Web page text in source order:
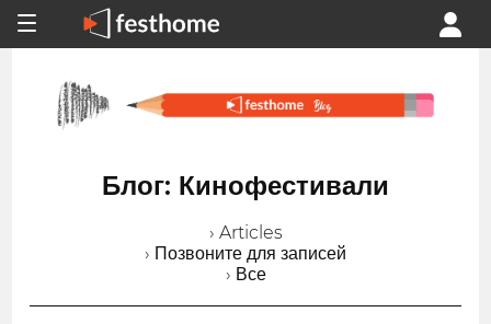
Блог: Кинофестивали
› Articles
› Позвоните для записей
› Все